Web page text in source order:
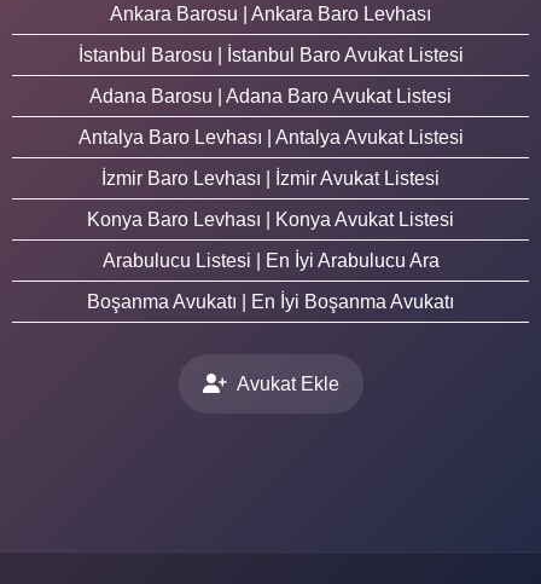
Ankara Barosu | Ankara Baro Levhası
İstanbul Barosu | İstanbul Baro Avukat Listesi
Adana Barosu | Adana Baro Avukat Listesi
Antalya Baro Levhası | Antalya Avukat Listesi
İzmir Baro Levhası | İzmir Avukat Listesi
Konya Baro Levhası | Konya Avukat Listesi
Arabulucu Listesi | En İyi Arabulucu Ara
Boşanma Avukatı | En İyi Boşanma Avukatı
Avukat Ekle